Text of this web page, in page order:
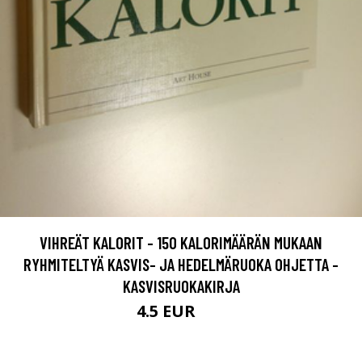
VIHREÄT KALORIT - 150 KALORIMÄÄRÄN MUKAAN
RYHMITELTYÄ KASVIS- JA HEDELMÄRUOKA OHJETTA -
KASVISRUOKAKIRJA
4.5 EUR